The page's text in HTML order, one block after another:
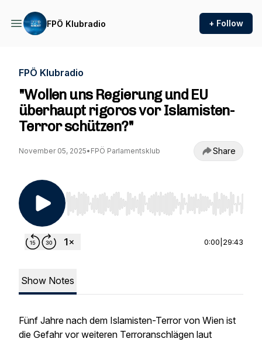
FPÖ Klubradio + Follow
FPÖ Klubradio
"Wollen uns Regierung und EU
überhaupt rigoros vor Islamisten-
Terror schützen?"
November 05, 2025• FPÖ Parlamentsklub Share
Use Left/Right to seek, Home/End to jump to
0:00 29:43
Show Notes
Fünf Jahre nach dem Islamisten-Terror von Wien ist
die Gefahr vor weiteren Terroranschlägen laut